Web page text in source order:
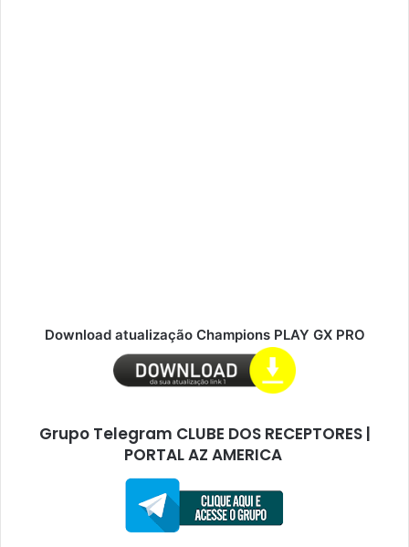
Download atualização Champions PLAY GX PRO
Grupo Telegram CLUBE DOS RECEPTORES |
PORTAL AZ AMERICA